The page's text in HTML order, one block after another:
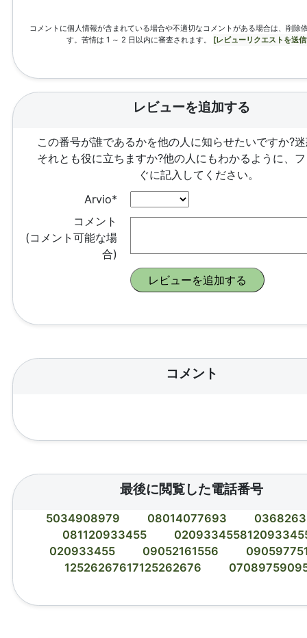
コメントに個人情報が含まれている場合や不適切なコメントがある場合は、削除
す。苦情は 1 ～ 2 日以内に審査されます。 [レビューリクエストを送
レビューを追加する
この番号が誰であるかを他の人に知らせたいですか?
それとも役に立ちますか?他の人にもわかるように、
ぐに記入してください。
Arvio*
コメント
(コメント可能な場
合)
コメント
最後に閲覧した電話番号
5034908979 08014077693
081120933455
020933455
09052161556
12526267617125262676